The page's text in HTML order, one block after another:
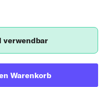
verwendbar
Warenkorb